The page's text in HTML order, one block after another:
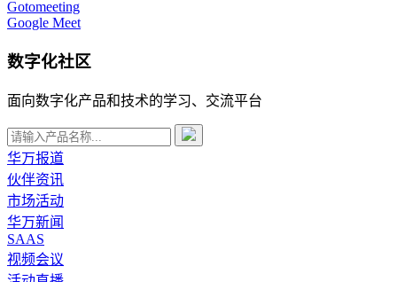
Gotomeeting
Google Meet
数字化社区
面向数字化产品和技术的学习、交流平台
华万报道
伙伴资讯
市场活动
华万新闻
SAAS
视频会议